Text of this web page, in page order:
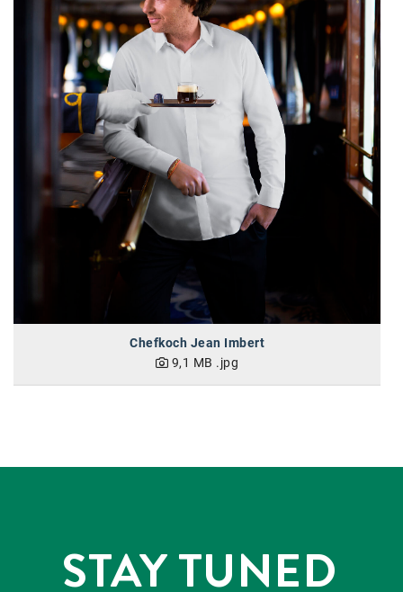
Chefkoch Jean Imbert
9,1 MB .jpg
STAY TUNED